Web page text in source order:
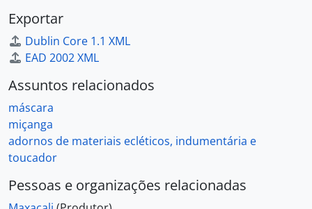
Exportar
Dublin Core 1.1 XML
EAD 2002 XML
Assuntos relacionados
máscara
miçanga
adornos de materiais ecléticos, indumentária e
toucador
Pessoas e organizações relacionadas